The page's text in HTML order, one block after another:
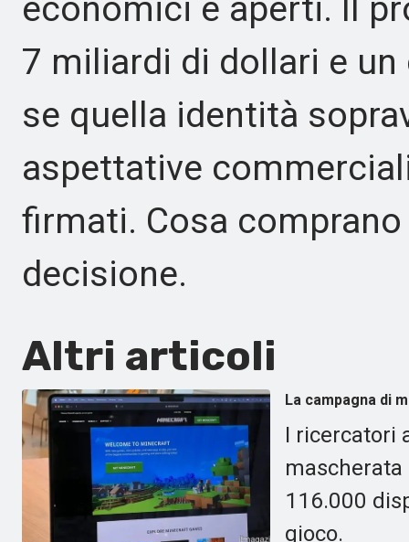
economici e aperti. Il
7 miliardi di dollari e
se quella identità
aspettative
firmati. Cosa
decisione.
Altri articoli
La campagna di
I ricercatori
116.000
gioco.